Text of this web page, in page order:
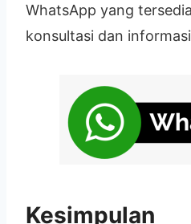
WhatsApp yang
konsultasi dan
Kesimpulan